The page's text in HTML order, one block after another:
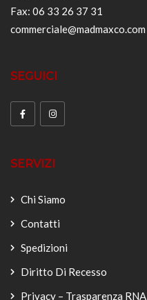
Fax: 06 33 26 37 31
commerciale@madmaxco.com
SEGUICI
SERVIZI
Chi Siamo
Contatti
Spedizioni
Diritto Di Recesso
Privacy – Trasparenza RNA